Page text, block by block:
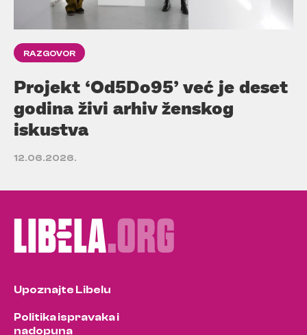
RAZGOVOR
Projekt ‘Od5Do95’ već je deset
godina živi arhiv ženskog
iskustva
12.06.2026.
Upoznajte Libelu
Politika ispravaka i
nadopuna